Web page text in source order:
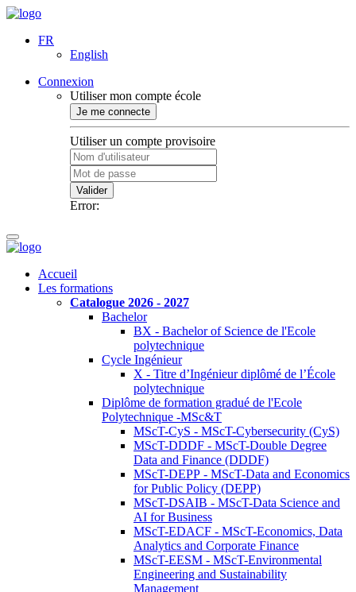
FR
English
Connexion
Utiliser mon compte école
Je me connecte
Utiliser un compte provisoire
Valider
Error:
Accueil
Les formations
Catalogue 2026 - 2027
Bachelor
BX - Bachelor of Science de l'Ecole
polytechnique
Cycle Ingénieur
X - Titre d’Ingénieur diplômé de l’École
polytechnique
Diplôme de formation gradué de l'Ecole
Polytechnique -MSc&T
MScT-CyS - MScT-Cybersecurity (CyS)
MScT-DDDF - MScT-Double Degree
Data and Finance (DDDF)
MScT-DEPP - MScT-Data and Economics
for Public Policy (DEPP)
MScT-DSAIB - MScT-Data Science and
AI for Business
MScT-EDACF - MScT-Economics, Data
Analytics and Corporate Finance
MScT-EESM - MScT-Environmental
Engineering and Sustainability
Management